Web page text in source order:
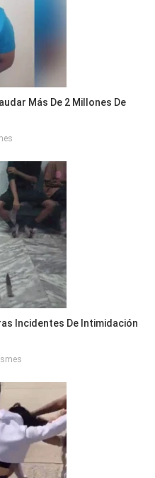
Más De 2 Millones De
Incidentes De Intimidación